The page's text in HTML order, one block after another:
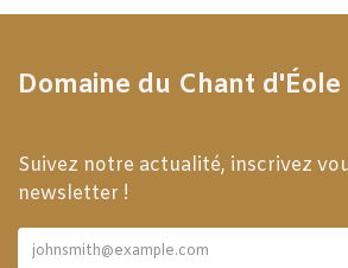
Domaine du Chant d'Éole
Suivez notre actualité, inscrivez
newsletter !